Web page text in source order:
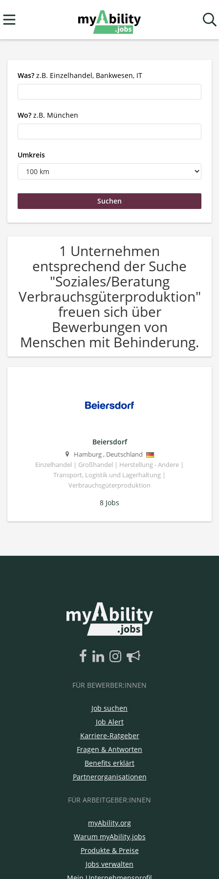
Was? z.B. Einzelhandel, Bankwesen, IT
Wo? z.B. München
Umkreis
1 Unternehmen
entsprechend der Suche
"Soziales/Beratung
Verbrauchsgüterproduktion"
freuen sich über
Bewerbungen von
Menschen mit Behinderung.
Beiersdorf
Hamburg, Deutschland
Einzelhandel | Großhandel | Herstellung - Andere |
Transport, Logistik und Lagerhaltung |
Verbrauchsgüterproduktion
8 Jobs
FÜR BEWERBER:INNEN
Job suchen
Job Alert
Karriere-Ratgeber
Fragen & Antworten
Benefits erklärt
Partnerorganisationen
FÜR ARBEITGEBER:INNEN
myAbility.org
Warum myAbility.jobs
Produkte & Preise
Jobs verwalten